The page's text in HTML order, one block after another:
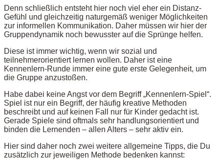
Denn schließlich entsteht hier noch viel eher ein Distanz-
Gefühl und gleichzeitig naturgemäß weniger Möglichkeiten
zur informellen Kommunikation. Daher müssen wir hier der
Gruppendynamik noch bewusster auf die Sprünge helfen.
Diese ist immer wichtig, wenn wir sozial und
teilnehmerorientiert lernen wollen. Daher ist eine
Kennenlern-Runde immer eine gute erste Gelegenheit, um
die Gruppe anzustoßen.
Habe dabei keine Angst vor dem Begriff „Kennenlern-Spiel“.
Spiel ist nur ein Begriff, der häufig kreative Methoden
beschreibt und auf keinen Fall nur für Kinder gedacht ist.
Gerade Spiele sind oftmals sehr handlungsorientiert und
binden die Lernenden – allen Alters – sehr aktiv ein.
Hier sind daher noch zwei weitere allgemeine Tipps, die Du
zusätzlich zur jeweiligen Methode bedenken kannst: